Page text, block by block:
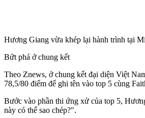
Hương Giang vừa khép lại hành trình tại
Bứt phá ở chung kết
Theo Znews, ở chung kết đại diện Việt
78,5/80 điểm để ghi tên vào top 5 cùng
Bước vào phần thi ứng xử của top 5,
này có thể sao chép?".